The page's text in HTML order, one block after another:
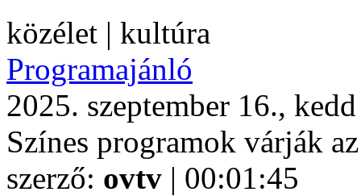
közélet | kultúra
Programajánló
2025. szeptember 16.,
Színes programok várják
szerző: ovtv | 00:01:45